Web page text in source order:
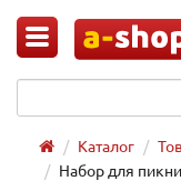
Каталог
Набор для